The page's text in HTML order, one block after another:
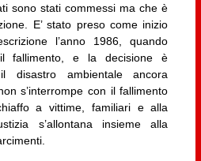
sono stati commessi ma che è
E’ stato preso come inizio
l’anno 1986, quando
fallimento, e la decisione è
disastro ambientale ancora
s’interrompe con il fallimento
a vittime, familiari e alla
s’allontana insieme alla